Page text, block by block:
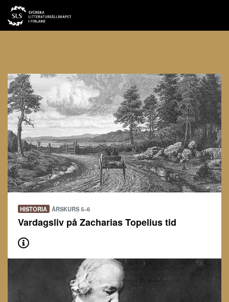
HISTORIA ÅRSKURS 5–6
Vardagsliv på Zacharias Topelius tid